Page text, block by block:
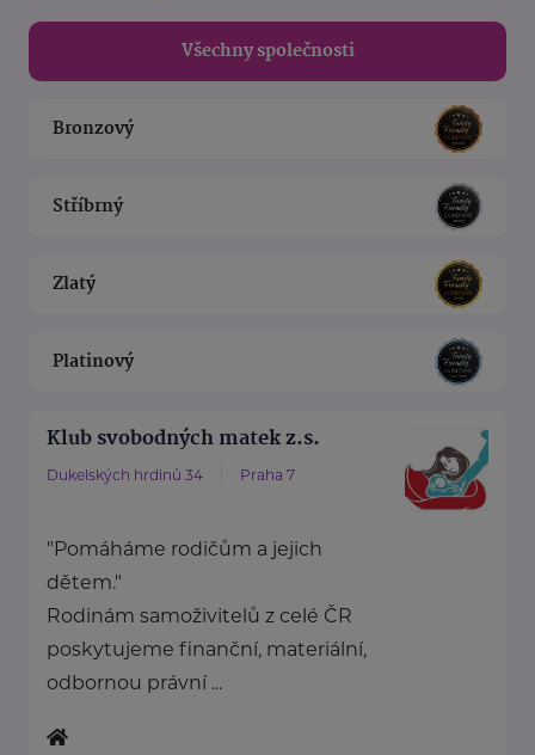
Všechny společnosti
Bronzový
Stříbrný
Zlatý
Platinový
Klub svobodných matek z.s.
Dukelských hrdinů 34 Praha 7
"Pomáháme rodičům a jejich
dětem."
Rodinám samoživitelů z celé ČR
poskytujeme finanční, materiální,
odbornou právní ...